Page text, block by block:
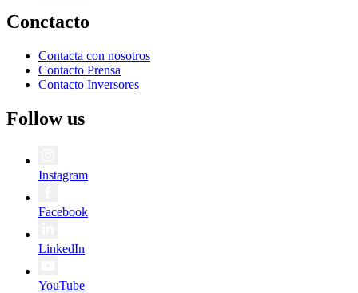
Conctacto
Contacta con nosotros
Contacto Prensa
Contacto Inversores
Follow us
Instagram
Facebook
LinkedIn
YouTube